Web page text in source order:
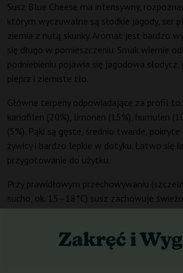
Susz Blue Cheese ma intensywny,
którym wyczuwalne są słodkie jagody, ser
ziemia z nutą skunky. Aromat jest bardzo
się długo w pomieszczeniu. Smak wiernie
podniebieniu pojawia się jagodowa słodycz,
pieprz i ziemiste tło.
Główne terpeny odpowiadające za profil to:
kariofilen (20%), limonen (15%), humulen
(5%). Pąki są gęste, średnio twarde,
żywicy i bardzo lepkie w dotyku. Łatwo się
przygotowanie do użytku.
Przy prawidłowym przechowywaniu
sucho, ok. 15–18°C) susz zachowuje
wynosi 16–20%, podczas gdy